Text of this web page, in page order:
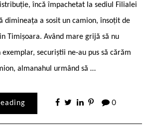
încă împachetat la sediul Filialei
dimineața a sosit un camion, însoțit de
Timișoara. Având mare grijă să nu
securiștii ne-au pus să cărăm
almanahul urmând să …
0